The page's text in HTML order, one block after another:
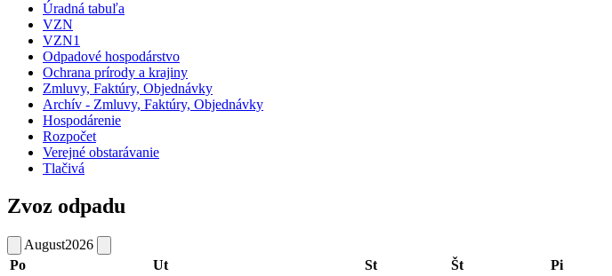
Úradná tabuľa
VZN
VZN1
Odpadové hospodárstvo
Ochrana prírody a krajiny
Zmluvy, Faktúry, Objednávky
Archív - Zmluvy, Faktúry, Objednávky
Hospodárenie
Rozpočet
Verejné obstarávanie
Tlačivá
Zvoz odpadu
August2026
Po
Ut St Št Pi